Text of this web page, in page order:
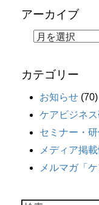
アーカイブ
カテゴリー
お知らせ (70)
ケアビジネ
セミナー・
メディア掲
メルマガ「